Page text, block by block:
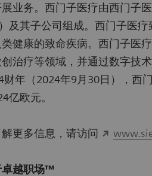
业务。西门子医疗由西门子
及其子公司组成。西门子医
类健康的致命疾病。西门子医
治疗等领域，并通过数字技
财年（2024年9月30日），西
亿欧元。
更多信息，请访问
越职场™